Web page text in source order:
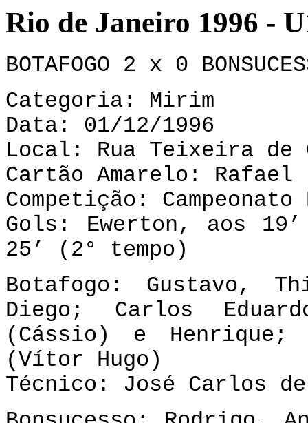
Rio de Janeiro 1996 -
BOTAFOGO 2 x 0
Categoria: Mirim
Data: 01/12/1996
Local: Rua Teixeira de
Cartão Amarelo: Rafael
Competição:
Gols: Ewerton, aos
25’ (2° tempo)
Botafogo: Gustavo,
Diego; Carlos
(Cássio) e Henrique;
(Vítor Hugo)
Técnico: José Carlos de